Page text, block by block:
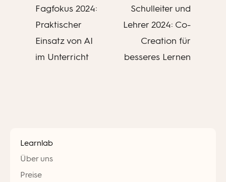
Fagfokus 2024:
Praktischer
Einsatz von AI
im Unterricht
Schulleiter und
Lehrer 2024: Co-
Creation für
besseres Lernen
Learnlab
Über uns
Preise